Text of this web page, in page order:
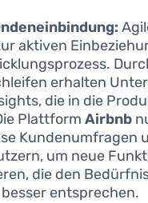
aktiven
erhalten
die in die
Plattform Airbnb
Kundenumfragen
um neue
die den
entsprechen.